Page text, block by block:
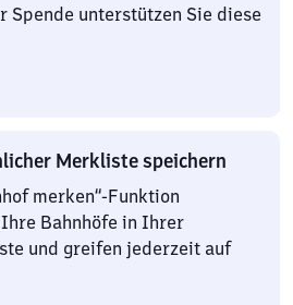
Spende unterstützen Sie diese
Merkliste speichern
merken“-Funktion
Bahnhöfe in Ihrer
und greifen jederzeit auf